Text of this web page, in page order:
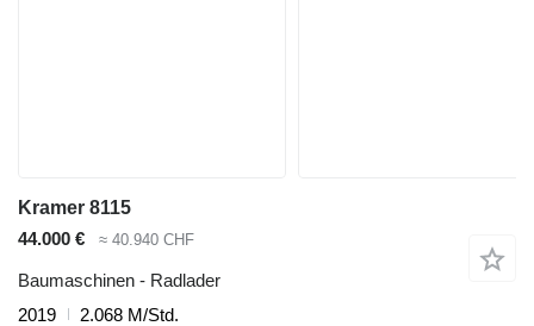
Kramer 8115
44.000 €
≈ 40.940 CHF
Baumaschinen - Radlader
2019
2.068 M/Std.